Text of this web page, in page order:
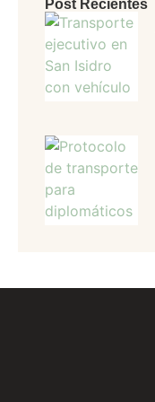
Post Recientes